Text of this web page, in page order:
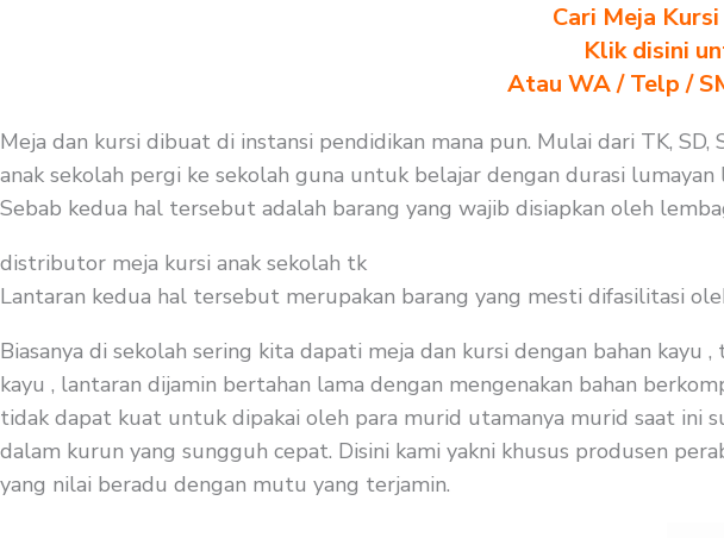
Cari Meja
Klik disini
Atau WA / Telp /
Meja dan kursi dibuat di instansi pendidikan mana pun. Mulai dari TK,
anak sekolah pergi ke sekolah guna untuk belajar dengan durasi
Sebab kedua hal tersebut adalah barang yang wajib disiapkan oleh
distributor meja kursi anak sekolah tk
Lantaran kedua hal tersebut merupakan barang yang mesti difasilitasi
Biasanya di sekolah sering kita dapati meja dan kursi dengan bahan
kayu , lantaran dijamin bertahan lama dengan mengenakan bahan
tidak dapat kuat untuk dipakai oleh para murid utamanya murid saat ini
dalam kurun yang sungguh cepat. Disini kami yakni khusus produsen
yang nilai beradu dengan mutu yang terjamin.